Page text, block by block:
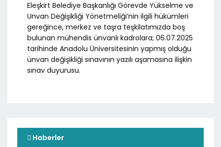
Eleşkirt Belediye Başkanlığı Görevde Yükselme ve
Unvan Değişikliği Yönetmeliği’nin ilgili hükümleri
gereğince, merkez ve taşra teşkilatımızda boş
bulunan mühendis ünvanlı kadrolara; 06.07.2025
tarihinde Anadolu Üniversitesinin yapmış olduğu
ünvan değişikliği sınavının yazılı aşamasına ilişkin
sınav duyurusu.
Haberler